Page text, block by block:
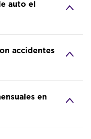
auto el
accidentes
en